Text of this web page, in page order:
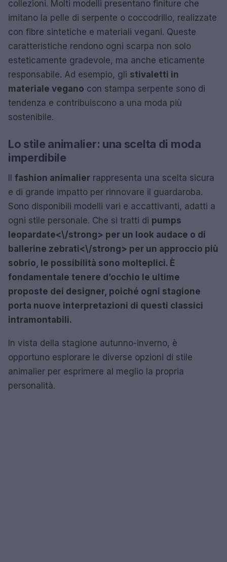
collezioni. Molti modelli presentano finiture che
imitano la pelle di serpente o coccodrillo, realizzate
con fibre sintetiche e materiali vegani. Queste
caratteristiche rendono ogni scarpa non solo
esteticamente gradevole, ma anche eticamente
responsabile. Ad esempio, gli stivaletti in
materiale vegano con stampa serpente sono di
tendenza e contribuiscono a una moda più
sostenibile.
Lo stile animalier: una scelta di moda
imperdibile
Il fashion animalier rappresenta una scelta sicura
e di grande impatto per rinnovare il guardaroba.
Sono disponibili modelli vari e accattivanti, adatti a
ogni stile personale. Che si tratti di pumps
leopardate<\/strong> per un look audace o di
ballerine zebrati<\/strong> per un approccio più
sobrio, le possibilità sono molteplici. È
fondamentale tenere d’occhio le ultime
proposte dei designer, poiché ogni stagione
porta nuove interpretazioni di questi classici
intramontabili.
In vista della stagione autunno-inverno, è
opportuno esplorare le diverse opzioni di stile
animalier per esprimere al meglio la propria
personalità.